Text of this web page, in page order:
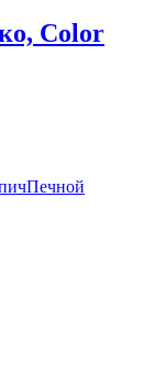
Color
Печной